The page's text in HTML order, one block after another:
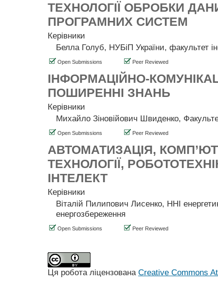
ТЕХНОЛОГІЇ ОБРОБКИ
ПРОГРАМНИХ СИСТЕМ
Керівники
Белла Голуб, НУБіП України, факультет
Open Submissions Peer Reviewed
ІНФОРМАЦІЙНО-
ПОШИРЕННІ ЗНАНЬ
Керівники
Михайло Зіновійович Швиденко,
Open Submissions Peer Reviewed
АВТОМАТИЗАЦІЯ,
ТЕХНОЛОГІЇ,
ІНТЕЛЕКТ
Керівники
Віталій Пилипович Лисенко, ННІ
енергозбереження
Open Submissions Peer Reviewed
Ця робота ліцензована Creative Commons